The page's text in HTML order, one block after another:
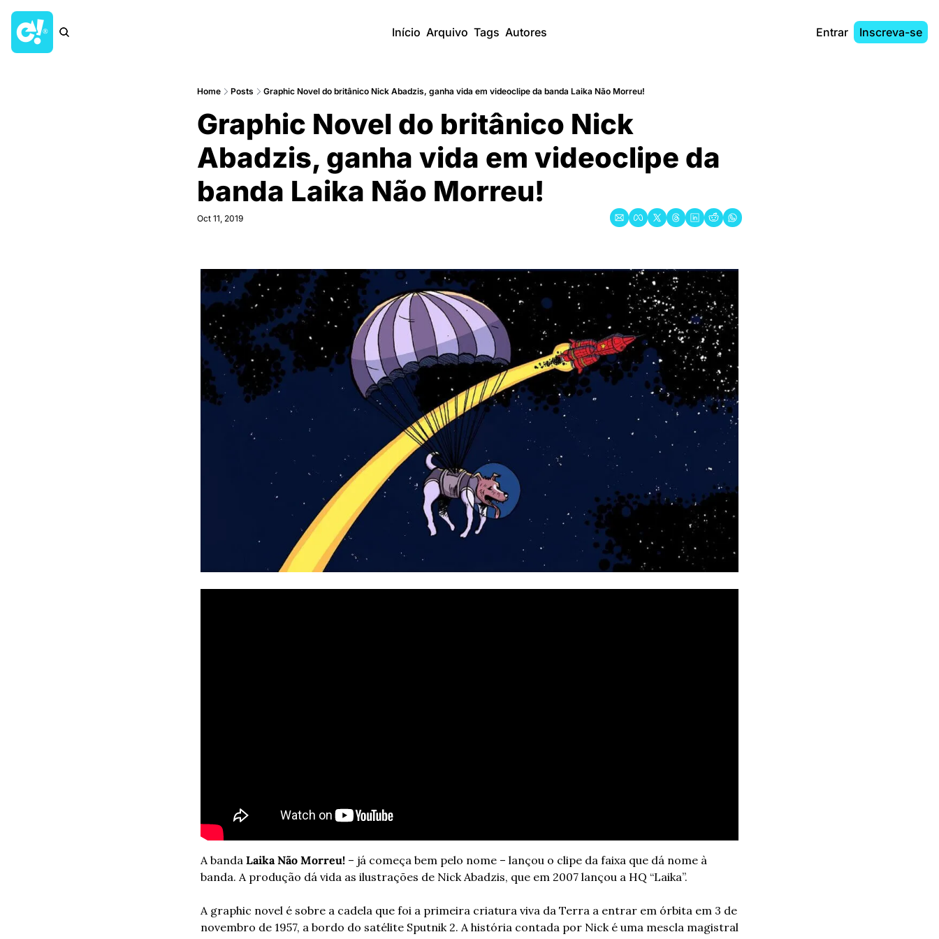
Início Arquivo Tags Autores Entrar Inscreva-se
Home Posts Graphic Novel do britânico Nick Abadzis, ganha vida em videoclipe da banda Laika Não Morreu!
Graphic Novel do britânico Nick
Abadzis, ganha vida em videoclipe da
banda Laika Não Morreu!
Oct 11, 2019
A banda Laika Não Morreu! – já começa bem pelo nome – lançou o clipe da faixa que dá nome à
banda. A produção dá vida as ilustrações de Nick Abadzis, que em 2007 lançou a HQ “Laika”.
A graphic novel é sobre a cadela que foi a primeira criatura viva da Terra a entrar em órbita em 3 de
novembro de 1957, a bordo do satélite Sputnik 2. A história contada por Nick é uma mescla magistral